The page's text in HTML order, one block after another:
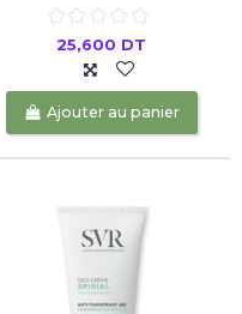
25,600 DT
Ajouter au panier